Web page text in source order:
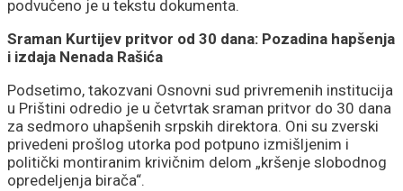
podvučeno je u tekstu dokumenta.
Sraman Kurtijev pritvor od 30 dana: Pozadina hapšenja
i izdaja Nenada Rašića
Podsetimo, takozvani Osnovni sud privremenih institucija
u Prištini odredio je u četvrtak sraman pritvor do 30 dana
za sedmoro uhapšenih srpskih direktora. Oni su zverski
privedeni prošlog utorka pod potpuno izmišljenim i
politički montiranim krivičnim delom „kršenje slobodnog
opredeljenja birača“.